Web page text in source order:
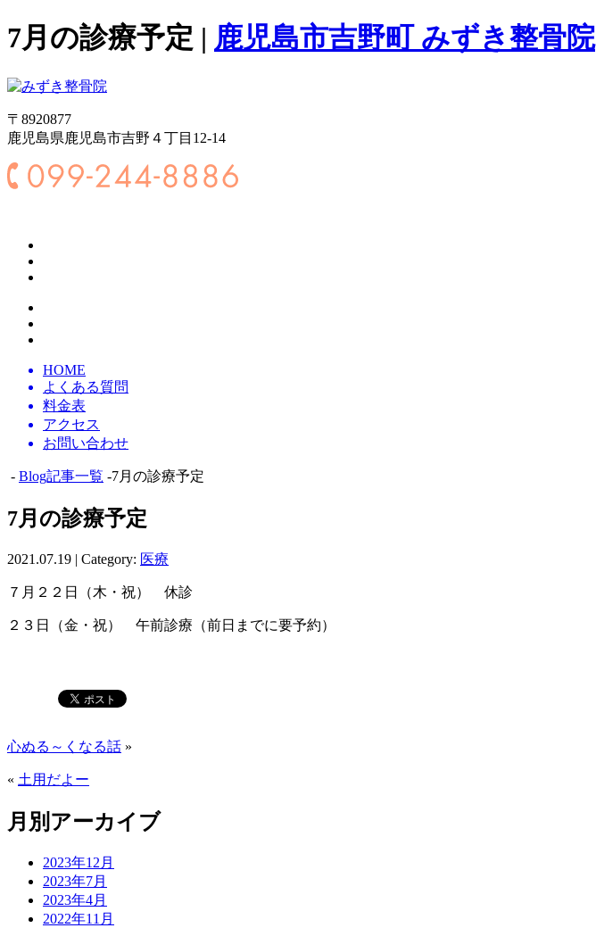
7月の診療予定 | 鹿児島市吉野町 みずき整骨院
〒8920877
鹿児島県鹿児島市吉野４丁目12-14
HOME
よくある質問
料金表
アクセス
お問い合わせ
- Blog記事一覧 -7月の診療予定
7月の診療予定
2021.07.19 | Category: 医療
７月２２日（木・祝） 休診
２３日（金・祝） 午前診療（前日までに要予約）
心ぬる～くなる話 »
« 土用だよー
月別アーカイブ
2023年12月
2023年7月
2023年4月
2022年11月